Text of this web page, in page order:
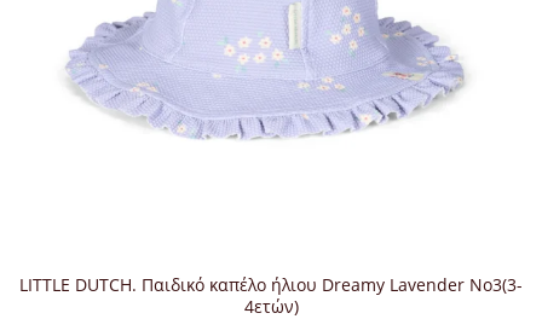
LITTLE DUTCH. Παιδικό καπέλο ήλιου Dreamy Lavender No3(3-
4ετών)